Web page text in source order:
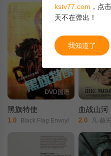
DVD国语
黑旗特使
1.0 Black Flag Envoy/
血战山河
2.0 凡·赫夫林/苏珊·
kstv77.com ，点
天不在弹出！
我知道了